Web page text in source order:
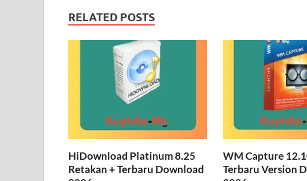
RELATED POSTS
HiDownload Platinum 8.25
Retakan + Terbaru Download
WM Capture
Terbaru Version